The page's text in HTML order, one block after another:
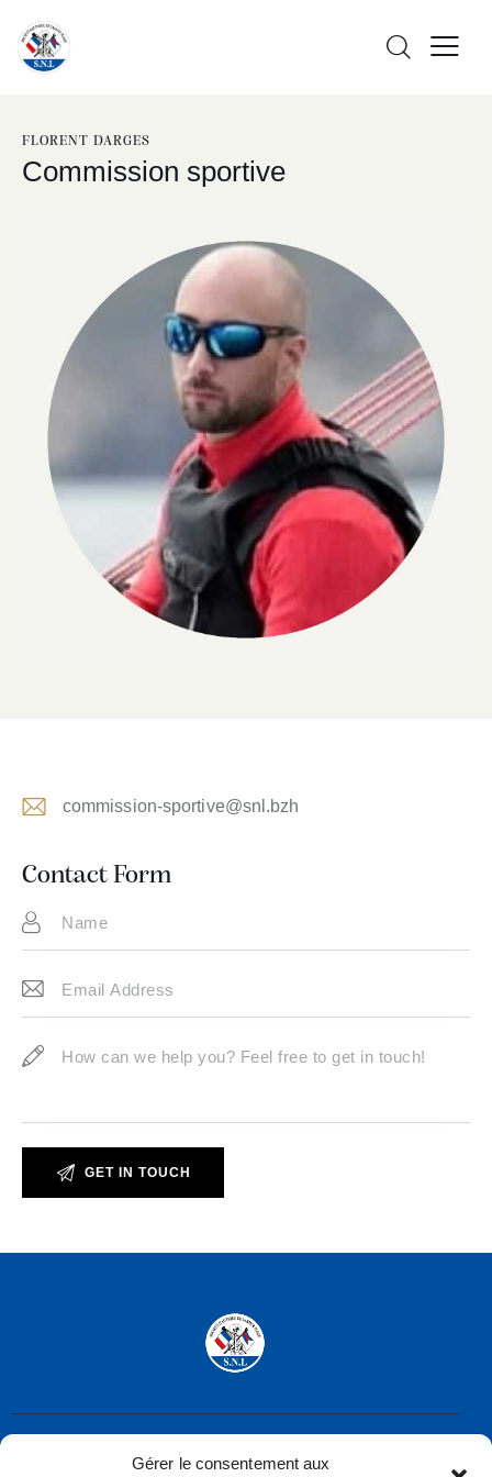
Gérer le consentement aux
FLORENT DARGES
Commission sportive
m
commission-sportive@snl.bzh
Contact Form
Société Nautique de Larmor-Plage